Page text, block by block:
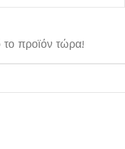
προϊόν τώρα!